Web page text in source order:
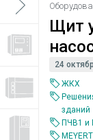
Щит
24
ЖКХ
зданий
ПЧВ1 и